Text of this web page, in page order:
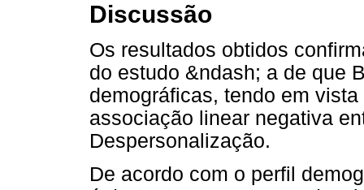
Discussão
Os resultados obtidos
do estudo &ndash; a de que
demográficas, tendo em
associação linear negativa
Despersonalização.
De acordo com o perfil